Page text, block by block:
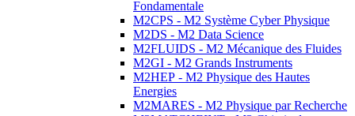
Fondamentale
M2CPS - M2 Système Cyber Physique
M2DS - M2 Data Science
M2FLUIDS - M2 Mécanique des Fluides
M2GI - M2 Grands Instruments
M2HEP - M2 Physique des Hautes
Energies
M2MARES - M2 Physique par Recherche